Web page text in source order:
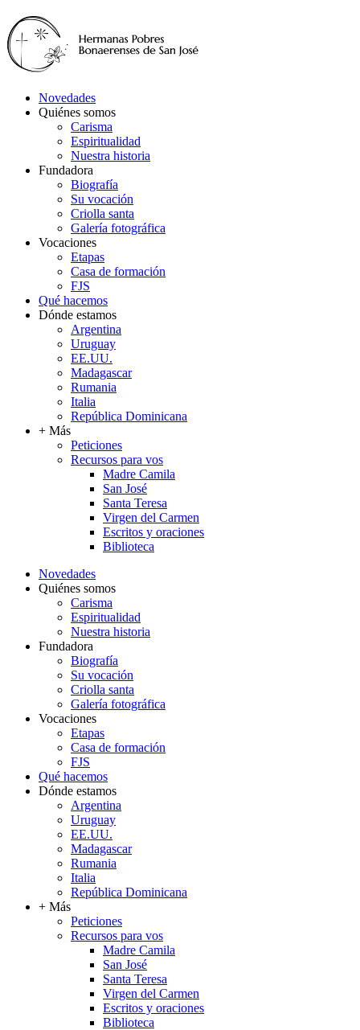
Novedades
Quiénes somos
Carisma
Espiritualidad
Nuestra historia
Fundadora
Biografía
Su vocación
Criolla santa
Galería fotográfica
Vocaciones
Etapas
Casa de formación
FJS
Qué hacemos
Dónde estamos
Argentina
Uruguay
EE.UU.
Madagascar
Rumania
Italia
República Dominicana
+ Más
Peticiones
Recursos para vos
Madre Camila
San José
Santa Teresa
Virgen del Carmen
Escritos y oraciones
Biblioteca
Novedades
Quiénes somos
Carisma
Espiritualidad
Nuestra historia
Fundadora
Biografía
Su vocación
Criolla santa
Galería fotográfica
Vocaciones
Etapas
Casa de formación
FJS
Qué hacemos
Dónde estamos
Argentina
Uruguay
EE.UU.
Madagascar
Rumania
Italia
República Dominicana
+ Más
Peticiones
Recursos para vos
Madre Camila
San José
Santa Teresa
Virgen del Carmen
Escritos y oraciones
Biblioteca